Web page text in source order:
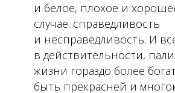
и белое, плохое и
случае: справедливость
и несправедливость. И
в действительности,
жизни гораздо более
быть прекрасней и